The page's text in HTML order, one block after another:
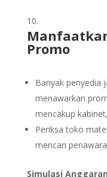
Promo
Banyak penyedia
menawarkan
mencakup
Periksa toko
mencari
Simulasi Anggaran